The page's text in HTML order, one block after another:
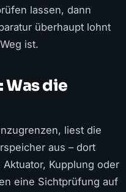
lassen, dann
überhaupt lohnt
ist.
Was die
liest die
aus – dort
Kupplung oder
eine Sichtprüfung auf